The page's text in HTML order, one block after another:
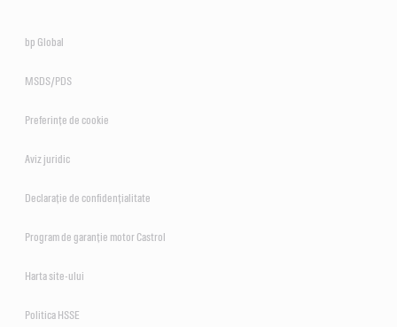
bp Global
MSDS/PDS
Preferințe de cookie
Aviz juridic
Declarație de confidențialitate
Program de garanție motor Castrol
Harta site-ului
Politica HSSE